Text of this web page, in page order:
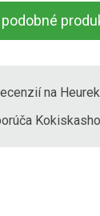
na